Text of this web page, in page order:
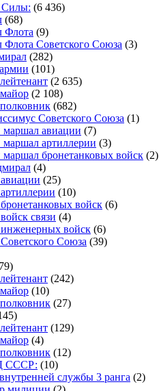
Силы: (6 436)
(68)
Флота (9)
Флота Советского Союза (3)
(282)
(101)
(2 635)
(2 108)
(682)
Советского Союза (1)
маршал авиации (7)
артиллерии (3)
бронетанковых войск (2)
(4)
(25)
(10)
войск (6)
связи (4)
войск (6)
Союза (39)
(242)
(10)
(27)
(129)
(4)
(12)
СССР: (10)
службы 3 ранга (2)